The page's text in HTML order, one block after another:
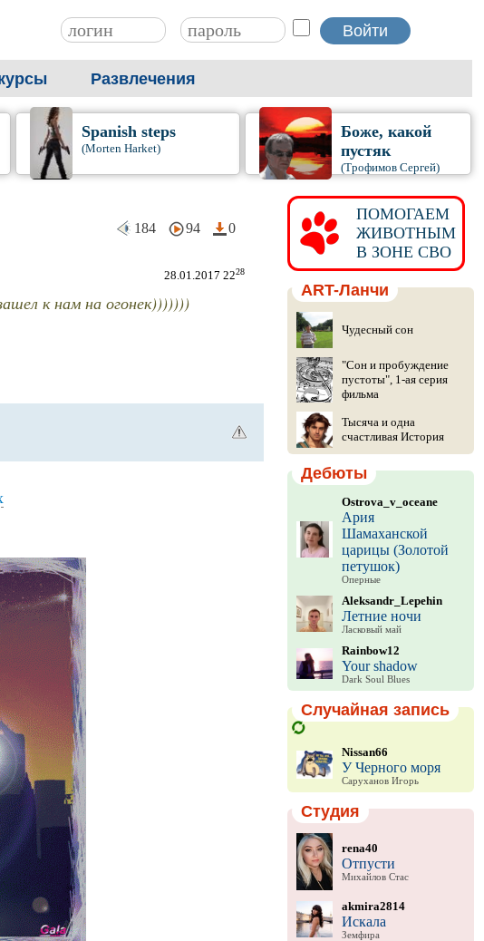
Развлечения
Spanish steps
(Morten Harket)
Боже, какой
пустяк
(Трофимов Сергей)
184 94 0
28.01.2017 2228
к нам на огонек)))))))
ПОМОГАЕМ
ЖИВОТНЫМ
В ЗОНЕ СВО
ART-Ланчи
Чудесный сон
"Сон и пробуждение
пустоты", 1-ая серия
фильма
Тысяча и одна
счастливая История
Дебюты
Ostrova_v_oceane
Ария
Шамаханской
царицы (Золотой
петушок)
Оперные
Aleksandr_Lepehin
Летние ночи
Ласковый май
Rainbow12
Your shadow
Dark Soul Blues
Случайная запись
Nissan66
У Черного моря
Саруханов Игорь
Студия
rena40
Отпусти
Михайлов Стас
akmira2814
Искала
Земфира